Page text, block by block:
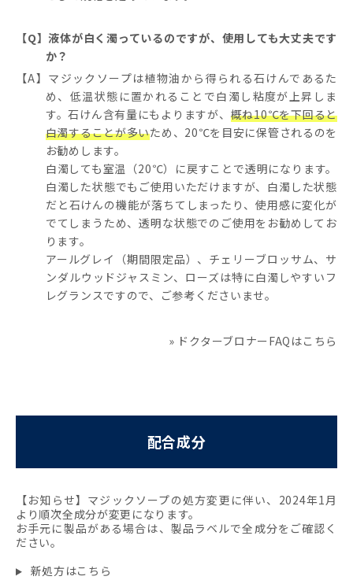
【Q】液体が白く濁っているのですが、使用しても大丈夫です
か？
【A】マジックソープは植物油から得られる石けんであるた
め、低温状態に置かれることで白濁し粘度が上昇しま
す。石けん含有量にもよりますが、 概ね10℃を下回ると
白濁することが多いため、20℃を目安に保管されるのを
お勧めします。
白濁しても室温（20℃）に戻すことで透明になります。
白濁した状態でもご使用いただけますが、白濁した状態
だと石けんの機能が落ちてしまったり、使用感に変化が
でてしまうため、透明な状態でのご使用をお勧めしてお
ります。
アールグレイ（期間限定品）、チェリーブロッサム、サ
ンダルウッドジャスミン、ローズは特に白濁しやすいフ
レグランスですので、ご参考くださいませ。
» ドクターブロナーFAQはこちら
配合成分
【お知らせ】マジックソープの処方変更に伴い、2024年1月
より順次全成分が変更になります。
お手元に製品がある場合は、製品ラベルで全成分をご確認く
ださい。
新処方はこちら